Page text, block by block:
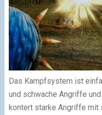
Das Kampfsystem ist
und schwache Angriffe
kontert starke Angriffe mit